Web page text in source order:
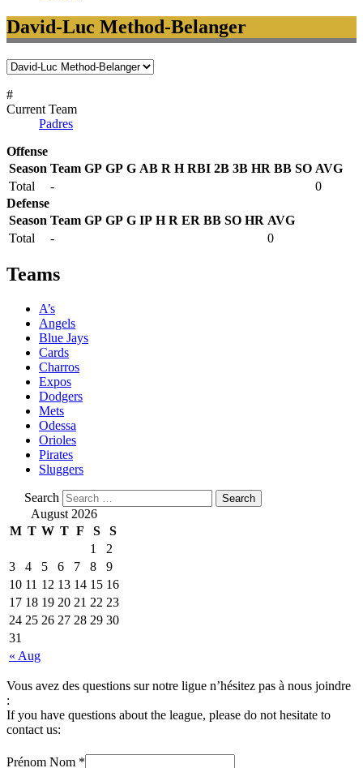
David-Luc Method-Belanger
#
Current Team
Padres
Offense
Season Team GP GP G AB R H RBI 2B 3B HR BB SO AVG
Total
-
0
Defense
Season Team GP GP G IP H R ER BB SO HR AVG
Total
- 0
Teams
A’s
Angels
Blue Jays
Cards
Charros
Expos
Dodgers
Mets
Odessa
Orioles
Pirates
Sluggers
Search
August 2026
M T W T F S S
« Aug
1
2
3
4 5 6 7 8
9
10 11 12 13 14 15 16
17 18 19 20 21 22 23
24 25 26 27 28 29 30
31
Vous avez des questions sur notre ligue n’hésitez pas à nous joindre
:
If you have questions about the league, please do not hesitate to
contact us:
Prénom Nom *